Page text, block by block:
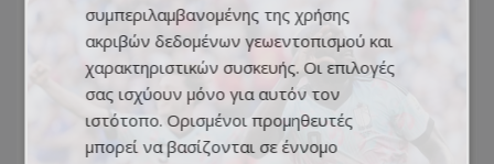
συμπεριλαμβανομένης της χρήσης
ακριβών δεδομένων γεωεντοπισμού και
χαρακτηριστικών συσκευής. Οι επιλογές
σας ισχύουν μόνο για αυτόν τον
ιστότοπο. Ορισμένοι προμηθευτές
μπορεί να βασίζονται σε έννομο